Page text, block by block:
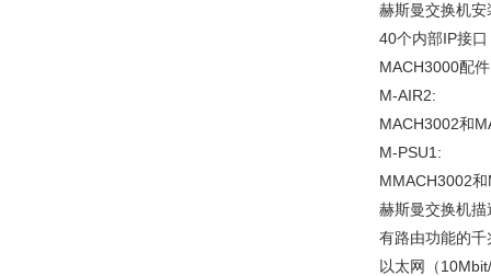
赫斯曼交换机
40个内部IP接口
MACH3000配件
M-AIR2:
MACH3002和
M-PSU1:
MMACH3002
赫斯曼交换机描
有路由功能的
以太网（